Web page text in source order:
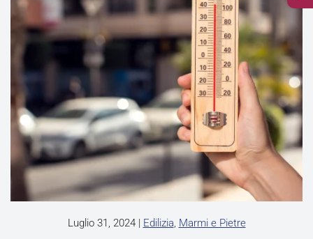
Luglio 31, 2024| Edilizia, Marmi e Pietre